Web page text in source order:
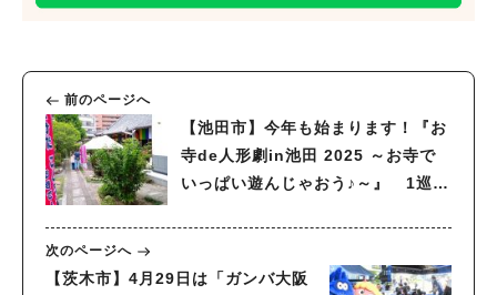
前のページへ
【池田市】今年も始まります！『お
寺de人形劇in池田 2025 ～お寺で
いっぱい遊んじゃおう♪～』 1巡回
次のページへ
【茨木市】4月29日は「ガンバ大阪